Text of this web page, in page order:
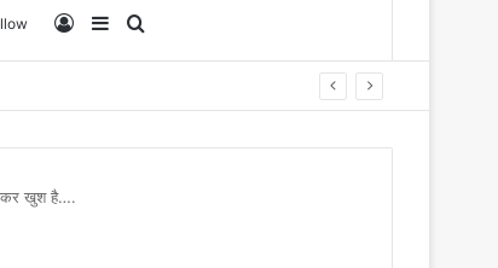
Log InSidebar
खुश है….